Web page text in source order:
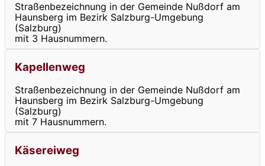
Straßenbezeichnung in der Gemeinde Nußdorf am
Haunsberg im Bezirk Salzburg-Umgebung
(Salzburg)
mit 3 Hausnummern.
Kapellenweg
Straßenbezeichnung in der Gemeinde Nußdorf am
Haunsberg im Bezirk Salzburg-Umgebung
(Salzburg)
mit 7 Hausnummern.
Käsereiweg